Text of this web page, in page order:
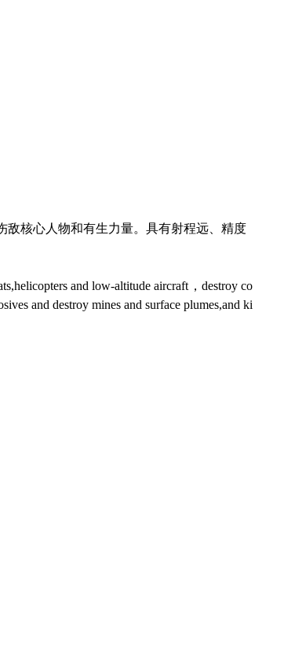
敌核心人物和有生力量。具有射程远、精度
and low-altitude aircraft，destroy co
and destroy mines and surface plumes,and ki